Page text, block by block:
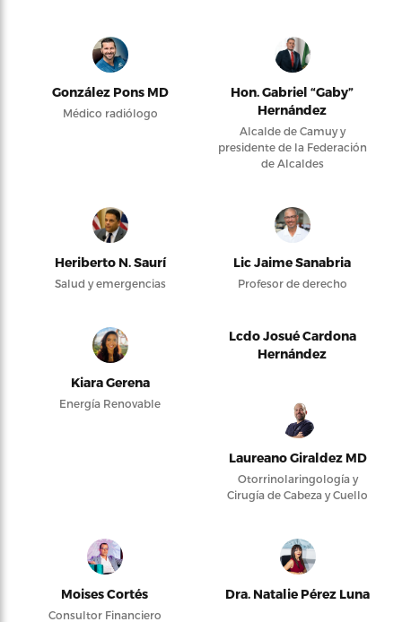
González Pons MD
Médico radiólogo
Hon. Gabriel “Gaby”
Hernández
Alcalde de Camuy y
presidente de la Federación
de Alcaldes
Heriberto N. Saurí
Salud y emergencias
Lic Jaime Sanabria
Profesor de derecho
Kiara Gerena
Energía Renovable
Lcdo Josué Cardona
Hernández
Laureano Giraldez MD
Otorrinolaringología y
Cirugía de Cabeza y Cuello
Moises Cortés
Consultor Financiero
Dra. Natalie Pérez Luna